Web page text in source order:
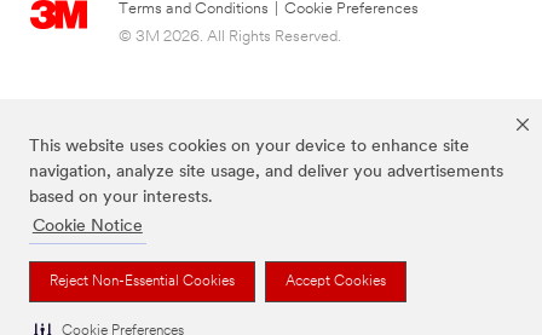
This website uses cookies on your device to enhance site
navigation, analyze site usage, and deliver you advertisements
based on your interests.
Cookie Notice
Reject Non-Essential Cookies Accept Cookies
Cookie Preferences
Terms and Conditions
Cookie Preferences
© 3M 2026. All Rights Reserved.
当サイト上に掲載されているブランドは3M社の商標です。